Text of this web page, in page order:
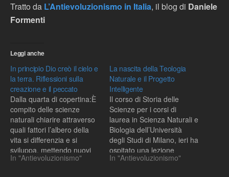
Tratto da L’Antievoluzionismo in Italia, il blog di Daniele
Formenti
Leggi anche
In principio Dio creò il cielo e
la terra. Riflessioni sulla
creazione e il peccato
Dalla quarta di copertina:È
compito delle scienze
naturali chiarire attraverso
quali fattori l’albero della
vita si differenzia e si
sviluppa, mettendo nuovi
rami. Non spetta alla fede.
In "Antievoluzionismo"
La nascita della Teologia
Naturale e il Progetto
Intelligente
Il corso di Storia delle
Scienze per i corsi di
laurea in Scienza Naturali e
Biologia dell’Università
degli Studi di Milano, ieri ha
ospitato una lezione
speciale. A parlare di
In "Antievoluzionismo"